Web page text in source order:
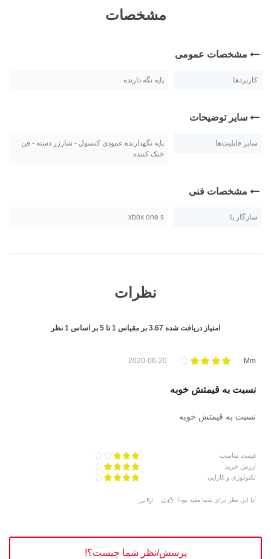
مشخصات
مشخصات عمومی
کاربردها پایه نگه دارنده
سایر توضیحات
سایر قابلیت‌ها
پایه نگهدارنده عمودی کنسول - شارژر دسته - فن
خنک کننده
مشخصات فنی
سازگار با xbox one s
نظرات
امتیاز دریافت شده 3.67 بر مقیاس 1تا 5 بر اساس 1 نظر
Mm
2020-06-20
نسبت به قیمتش خوبه
نسبت به قیمتش خوبه
قیمت مناسب
ارزش خرید
تکنولوژی و کارایی
آیا این نظر برای شما مفید بود؟ بله خیر
پرسش/نظر شما چیست؟!